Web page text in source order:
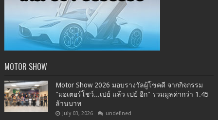
MOTOR SHOW
Motor Show 2026 มอบรางวัลผู้โชคดี จากกิจกรรม
"มอเตอร์โชว์...เปย์ แล้ว เปย์ อีก" รวมมูลค่ากว่า 1.45
ล้านบาท
July 03, 2026 undefined